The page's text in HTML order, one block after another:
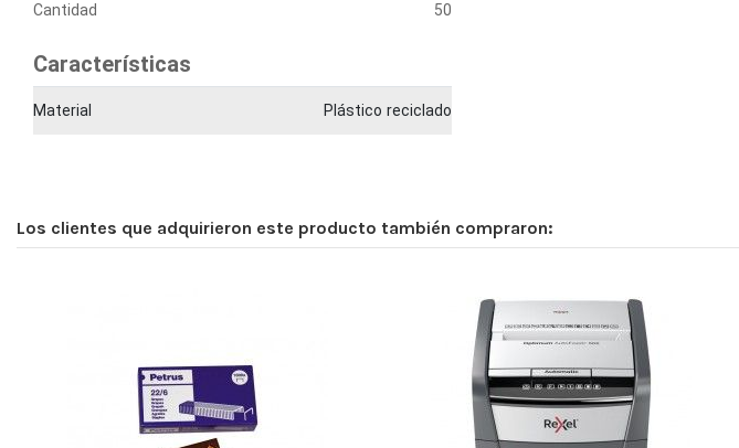
Cantidad 50
Características
Material Plástico reciclado
Los clientes que adquirieron este producto también compraron: